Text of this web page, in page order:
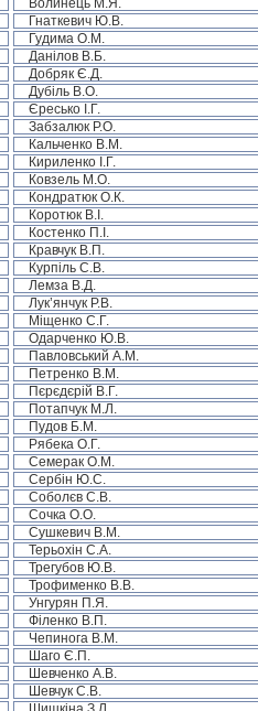
Волинець М.Я.
Гнаткевич Ю.В.
Гудима О.М.
Данілов В.Б.
Добряк Є.Д.
Дубіль В.О.
Єресько І.Г.
Забзалюк Р.О.
Кальченко В.М.
Кириленко І.Г.
Ковзель М.О.
Кондратюк О.К.
Коротюк В.І.
Костенко П.І.
Кравчук В.П.
Курпіль С.В.
Лемза В.Д.
Лук’янчук Р.В.
Міщенко С.Г.
Одарченко Ю.В.
Павловський А.М.
Петренко В.М.
Пєрєдєрій В.Г.
Потапчук М.Л.
Пудов Б.М.
Рябека О.Г.
Семерак О.М.
Сербін Ю.С.
Соболєв С.В.
Сочка О.О.
Сушкевич В.М.
Терьохін С.А.
Трегубов Ю.В.
Трофименко В.В.
Унгурян П.Я.
Філенко В.П.
Чепинога В.М.
Шаго Є.П.
Шевченко А.В.
Шевчук С.В.